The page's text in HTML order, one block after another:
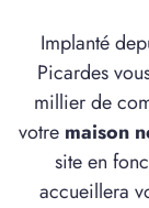
Implanté
Picardes
millier de
votre maison
site en
accueillera